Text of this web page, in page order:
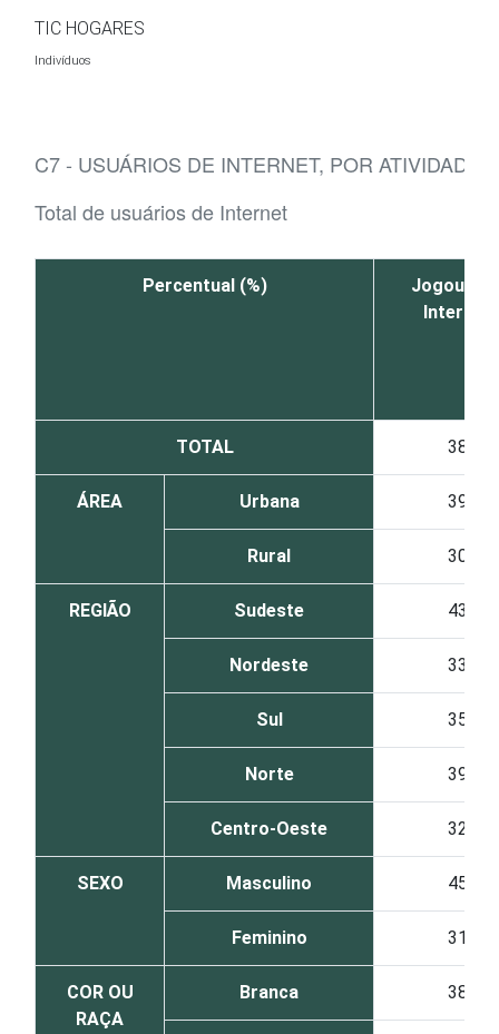
TIC HOGARES
Indivíduos
C7 - USUÁRIOS DE INTERNET, POR
Total de usuários de Internet
Percentual (%)
Jogou
Internet
TOTAL 38
ÁREA Urbana 39
Rural 30
REGIÃO Sudeste 43
Nordeste 33
Sul 35
Norte 39
Centro-Oeste 32
SEXO Masculino 45
Feminino 31
COR OU
RAÇA
Branca 38